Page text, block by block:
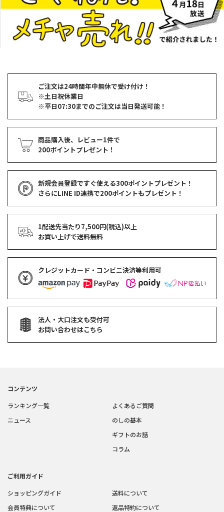
ご注文は24時間年中無休で受け付け！
※土日祝休業日
※平日07:30までのご注文は当日発送可能！
商品購入後、レビュー1件で
200ポイントプレゼント！
新規会員登録ですぐ使える300ポイントプレゼント！
さらにLINE ID連携で200ポイントもプレゼント！
1配送先当たり7,500円(税込)以上
お買い上げで送料無料
クレジットカード・コンビニ決済等利用可
法人・大口注文も受付可
お問い合わせはこちら
コンテンツ
ランキング一覧
ニュース
よくあるご質問
のしの基本
ギフトのお話
コラム
ご利用ガイド
ショッピングガイド
会員特典について
送料について
返品特約について